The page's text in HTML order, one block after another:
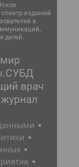
изданий
в
детей.
врач